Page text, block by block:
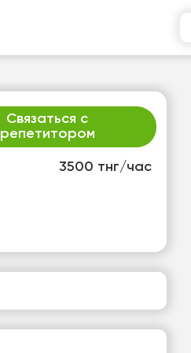
3500 тнг/час
Связаться с
репетитором
Нет